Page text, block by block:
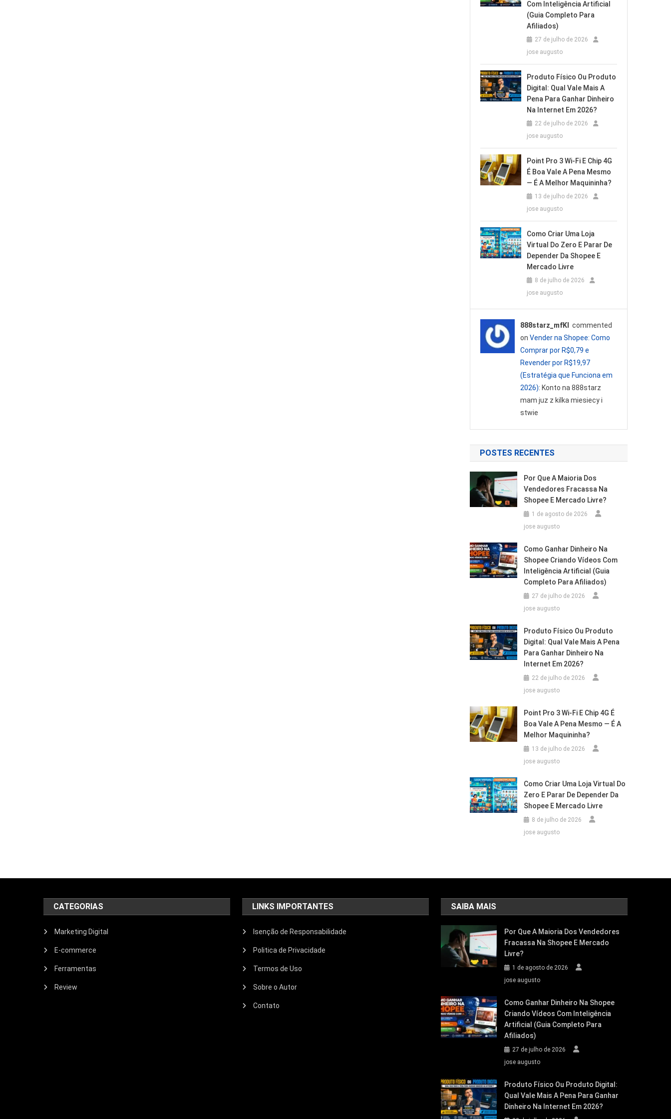
Com Inteligência Artificial
(Guia Completo Para
Afiliados)
27 de julho de 2026
jose augusto
Produto Físico Ou Produto
Digital: Qual Vale Mais A
Pena Para Ganhar Dinheiro
Na Internet Em 2026?
22 de julho de 2026
jose augusto
Point Pro 3 Wi‑Fi E Chip 4G
É Boa Vale A Pena Mesmo
— É A Melhor Maquininha?
13 de julho de 2026
jose augusto
Como Criar Uma Loja
Virtual Do Zero E Parar De
Depender Da Shopee E
Mercado Livre
8 de julho de 2026
jose augusto
888starz_mfKl
commented
on Vender na Shopee: Como
Comprar por R$0,79 e
Revender por R$19,97
(Estratégia que Funciona em
2026): Konto na 888starz
mam juz z kilka miesiecy i
stwie
POSTES RECENTES
Por Que A Maioria Dos
Vendedores Fracassa Na
Shopee E Mercado Livre?
1 de agosto de 2026
jose augusto
Como Ganhar Dinheiro Na
Shopee Criando Vídeos Com
Inteligência Artificial (Guia
Completo Para Afiliados)
27 de julho de 2026
jose augusto
Produto Físico Ou Produto
Digital: Qual Vale Mais A Pena
Para Ganhar Dinheiro Na
Internet Em 2026?
22 de julho de 2026
jose augusto
Point Pro 3 Wi‑Fi E Chip 4G É
Boa Vale A Pena Mesmo — É A
Melhor Maquininha?
13 de julho de 2026
jose augusto
Como Criar Uma Loja Virtual Do
Zero E Parar De Depender Da
Shopee E Mercado Livre
8 de julho de 2026
jose augusto
CATEGORIAS
Marketing Digital
E-commerce
Ferramentas
Review
LINKS IMPORTANTES
Isenção de Responsabilidade
Politica de Privacidade
Termos de Uso
Sobre o Autor
Contato
SAIBA MAIS
Por Que A Maioria Dos Vendedores
Fracassa Na Shopee E Mercado
Livre?
1 de agosto de 2026
jose augusto
Como Ganhar Dinheiro Na Shopee
Criando Vídeos Com Inteligência
Artificial (Guia Completo Para
Afiliados)
27 de julho de 2026
jose augusto
Produto Físico Ou Produto Digital:
Qual Vale Mais A Pena Para Ganhar
Dinheiro Na Internet Em 2026?